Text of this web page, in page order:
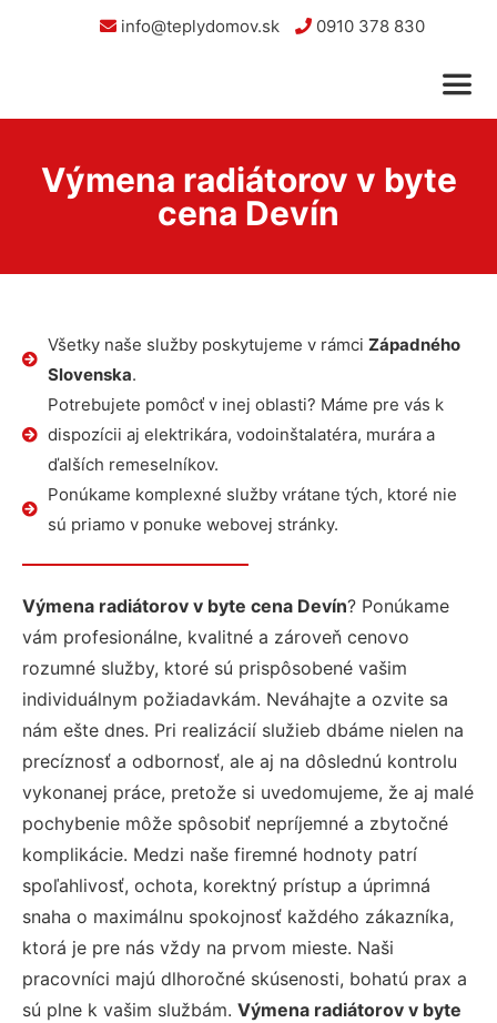
info@teplydomov.sk 0910 378 830
Výmena radiátorov v byte
cena Devín
Všetky naše služby poskytujeme v rámci Západného
Slovenska.
Potrebujete pomôcť v inej oblasti? Máme pre vás k
dispozícii aj elektrikára, vodoinštalatéra, murára a
ďalších remeselníkov.
Ponúkame komplexné služby vrátane tých, ktoré nie
sú priamo v ponuke webovej stránky.
Výmena radiátorov v byte cena Devín? Ponúkame
vám profesionálne, kvalitné a zároveň cenovo
rozumné služby, ktoré sú prispôsobené vašim
individuálnym požiadavkám. Neváhajte a ozvite sa
nám ešte dnes. Pri realizácií služieb dbáme nielen na
precíznosť a odbornosť, ale aj na dôslednú kontrolu
vykonanej práce, pretože si uvedomujeme, že aj malé
pochybenie môže spôsobiť nepríjemné a zbytočné
komplikácie. Medzi naše firemné hodnoty patrí
spoľahlivosť, ochota, korektný prístup a úprimná
snaha o maximálnu spokojnosť každého zákazníka,
ktorá je pre nás vždy na prvom mieste. Naši
pracovníci majú dlhoročné skúsenosti, bohatú prax a
sú plne k vašim službám. Výmena radiátorov v byte